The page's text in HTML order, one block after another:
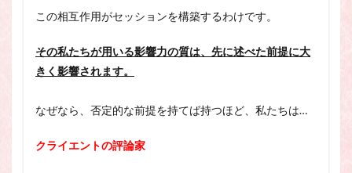
この相互作用がセッションを構築するわけです。
その私たちが用いる影響力の質は、先に述べた前提に大
きく影響されます。
なぜなら、否定的な前提を持てば持つほど、私たちは…
クライエントの評論家